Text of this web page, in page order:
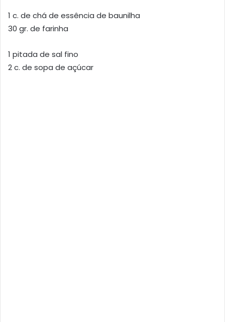
1 c. de chá de essência de baunilha
30 gr. de farinha
1 pitada de sal fino
2 c. de sopa de açúcar